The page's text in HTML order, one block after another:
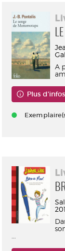
A
Plus d'infos